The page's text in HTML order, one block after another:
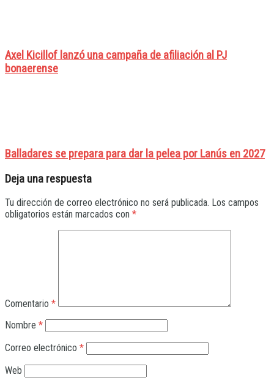
Axel Kicillof lanzó una campaña de afiliación al PJ
bonaerense
Balladares se prepara para dar la pelea por Lanús en 2027
Deja una respuesta
Tu dirección de correo electrónico no será publicada. Los campos
obligatorios están marcados con *
Comentario *
Nombre *
Correo electrónico *
Web